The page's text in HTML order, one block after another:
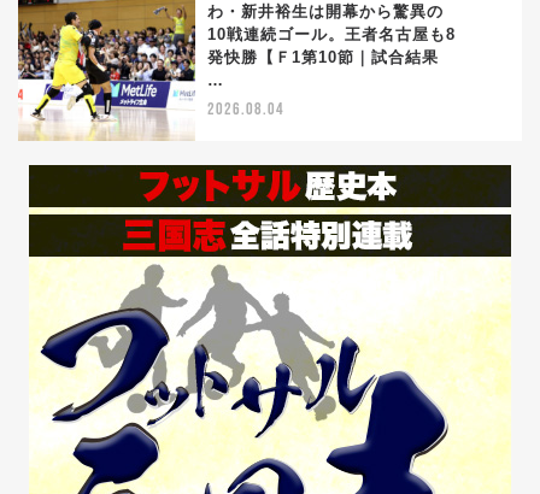
わ・新井裕生は開幕から驚異の
10戦連続ゴール。王者名古屋も8
発快勝【Ｆ1第10節｜試合結果
…
2026.08.04